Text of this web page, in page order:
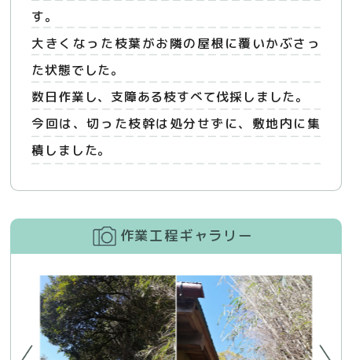
す。
大きくなった枝葉がお隣の屋根に覆いかぶさっ
た状態でした。
数日作業し、支障ある枝すべて伐採しました。
今回は、切った枝幹は処分せずに、敷地内に集
積しました。
作業工程ギャラリー